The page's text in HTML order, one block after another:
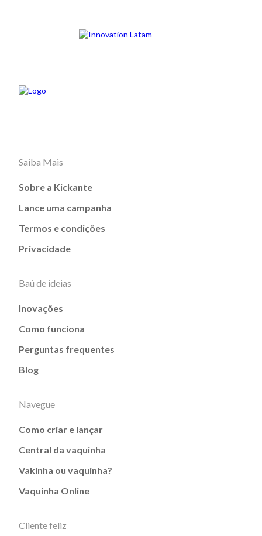
Saiba Mais
Sobre a Kickante
Lance uma campanha
Termos e condições
Privacidade
Baú de ideias
Inovações
Como funciona
Perguntas frequentes
Blog
Navegue
Como criar e lançar
Central da vaquinha
Vakinha ou vaquinha?
Vaquinha Online
Cliente feliz